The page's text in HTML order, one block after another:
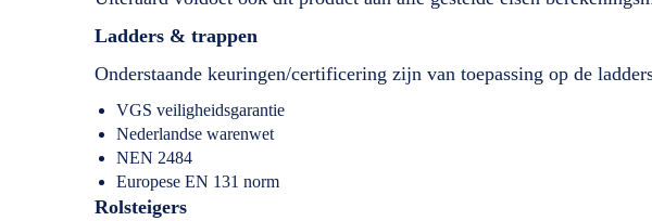
Ladders & trappen
Onderstaande keuringen/certificering zijn van toepassing op de
VGS veiligheidsgarantie
Nederlandse warenwet
NEN 2484
Europese EN 131 norm
Rolsteigers